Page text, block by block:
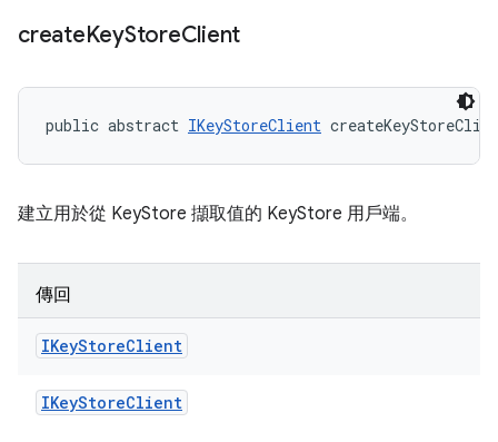
createKeyStoreClient
public abstract IKeyStoreClient
建立用於從 KeyStore 擷取值的 KeyStore 用戶端。
傳回
IKeyStoreClient
IKeyStoreClient